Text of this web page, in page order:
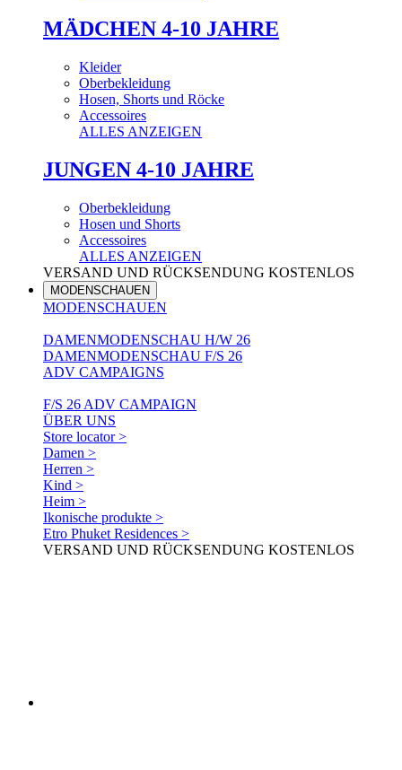
MÄDCHEN 4-10 JAHRE
Kleider
Oberbekleidung
Hosen, Shorts und Röcke
Accessoires
ALLES ANZEIGEN
JUNGEN 4-10 JAHRE
Oberbekleidung
Hosen und Shorts
Accessoires
ALLES ANZEIGEN
VERSAND UND RÜCKSENDUNG KOSTENLOS
MODENSCHAUEN
MODENSCHAUEN
DAMENMODENSCHAU H/W 26
DAMENMODENSCHAU F/S 26
ADV CAMPAIGNS
F/S 26 ADV CAMPAIGN
ÜBER UNS
Store locator >
Damen >
Herren >
Kind >
Heim >
Ikonische produkte >
Etro Phuket Residences >
VERSAND UND RÜCKSENDUNG KOSTENLOS